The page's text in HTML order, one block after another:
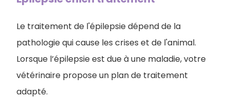
Le traitement de l'épilepsie dépend de la
pathologie qui cause les crises et de l'animal.
Lorsque l’épilepsie est due à une maladie, votre
vétérinaire propose un plan de traitement
adapté.